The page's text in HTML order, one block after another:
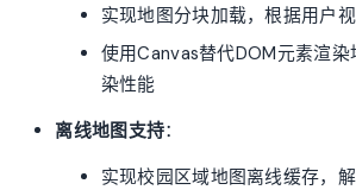
实现地图分块加载，根据用户
使用Canvas替代DOM元素渲
染性能
离线地图支持：
实现校园区域地图离线缓存，